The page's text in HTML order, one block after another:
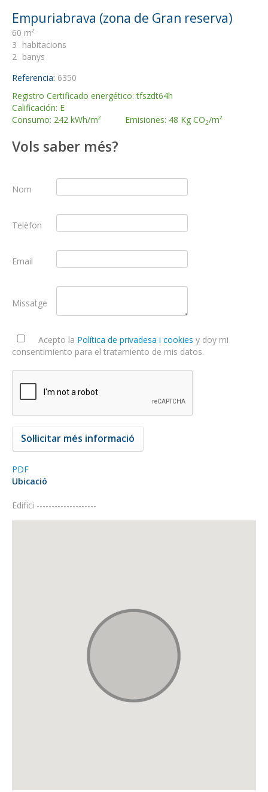
Empuriabrava (zona de Gran reserva)
60 m²
3 habitacions
2 banys
Referencia: 6350
Registro Certificado energético: tfszdt64h
Calificación: E
Consumo: 242 kWh/m² Emisiones: 48 Kg CO2/m²
Vols saber més?
Nom
Telèfon
Email
Missatge
Acepto la Política de privadesa i cookies y doy mi
consentimiento para el tratamiento de mis datos.
PDF
Ubicació
Edifici --------------------